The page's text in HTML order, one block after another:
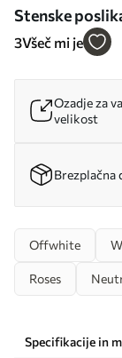
Stenske
ozadju potez
3Všeč mi je
Ozadje za
velikost
Brezplačna
Offwhite
Roses
Specifikacije in